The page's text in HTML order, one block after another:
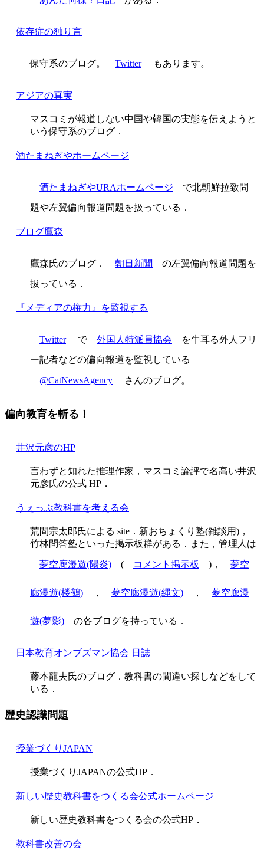
依存症の独り言
保守系のブログ。 Twitter もあります。
アジアの真実
マスコミが報道しない中国や韓国の実態を伝えようと
いう保守系のブログ．
酒たまねぎやホームページ
酒たまねぎやURAホームページ
で北朝鮮拉致問
題や左翼偏向報道問題を扱っている．
ブログ鷹森
鷹森氏のブログ． 朝日新聞
の左翼偏向報道問題を
扱っている．
『メディアの権力』を監視する
Twitter で 外国人特派員協会
を牛耳る外人フリ
ー記者などの偏向報道を監視している
@CatNewsAgency さんのブログ。
偏向教育を斬る！
井沢元彦のHP
言わずと知れた推理作家，マスコミ論評で名高い井沢
元彦氏の公式 HP．
うぇっぶ教科書を考える会
荒間宗太郎氏による site．新おちょくり塾(雑談用)，
竹林問答塾といった掲示板群がある．また，管理人は
夢空廊漫遊(陽炎) ( コメント掲示板 )， 夢空
廊漫遊(楼鵺) ， 夢空廊漫遊(縄文) ， 夢空廊漫
遊(夢影) の各ブログを持っている．
日本教育オンブズマン協会 日誌
藤本龍夫氏のブログ．教科書の間違い探しなどをして
いる．
歴史認識問題
授業づくりJAPAN
授業づくりJAPANの公式HP．
新しい歴史教科書をつくる会公式ホームページ
新しい歴史教科書をつくる会の公式HP．
教科書改善の会